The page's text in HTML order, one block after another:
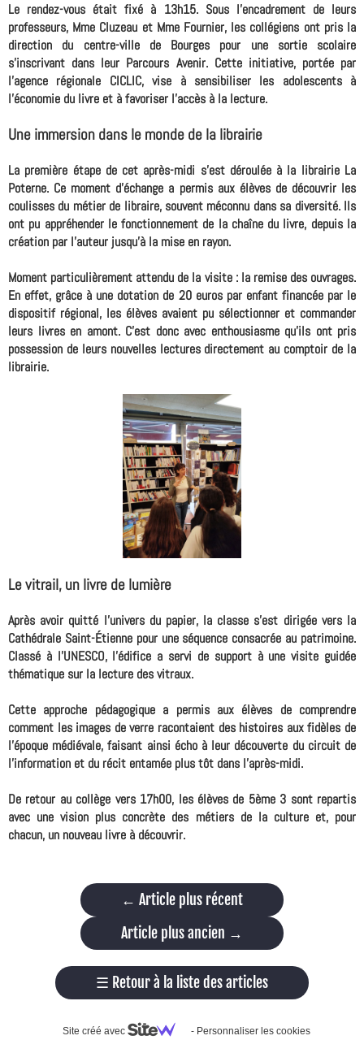
Le rendez-vous était fixé à 13h15. Sous l'encadrement de leurs
professeurs, Mme Cluzeau et Mme Fournier, les collégiens ont pris la
direction du centre-ville de Bourges pour une sortie scolaire
s'inscrivant dans leur Parcours Avenir. Cette initiative, portée par
l'agence régionale CICLIC, vise à sensibiliser les adolescents à
l'économie du livre et à favoriser l'accès à la lecture.
Une immersion dans le monde de la librairie
La première étape de cet après-midi s'est déroulée à la librairie La
Poterne. Ce moment d'échange a permis aux élèves de découvrir les
coulisses du métier de libraire, souvent méconnu dans sa diversité. Ils
ont pu appréhender le fonctionnement de la chaîne du livre, depuis la
création par l'auteur jusqu'à la mise en rayon.
Moment particulièrement attendu de la visite : la remise des ouvrages.
En effet, grâce à une dotation de 20 euros par enfant financée par le
dispositif régional, les élèves avaient pu sélectionner et commander
leurs livres en amont. C'est donc avec enthousiasme qu'ils ont pris
possession de leurs nouvelles lectures directement au comptoir de la
librairie.
Le vitrail, un livre de lumière
Après avoir quitté l'univers du papier, la classe s'est dirigée vers la
Cathédrale Saint-Étienne pour une séquence consacrée au patrimoine.
Classé à l'UNESCO, l'édifice a servi de support à une visite guidée
thématique sur la lecture des vitraux.
Cette approche pédagogique a permis aux élèves de comprendre
comment les images de verre racontaient des histoires aux fidèles de
l'époque médiévale, faisant ainsi écho à leur découverte du circuit de
l'information et du récit entamée plus tôt dans l'après-midi.
De retour au collège vers 17h00, les élèves de 5ème 3 sont repartis
avec une vision plus concrète des métiers de la culture et, pour
chacun, un nouveau livre à découvrir.
← Article plus récent
Article plus ancien →
☰ Retour à la liste des articles
Site créé avec - Personnaliser les cookies